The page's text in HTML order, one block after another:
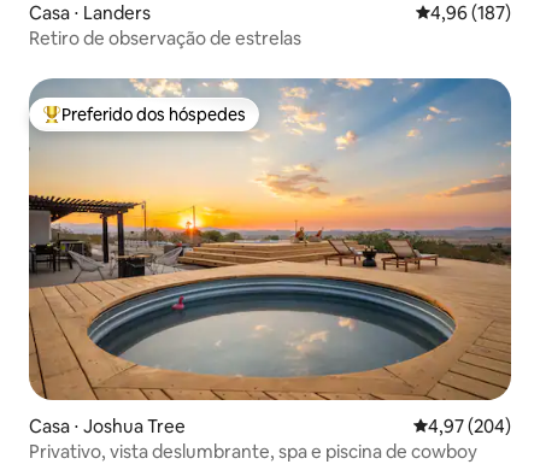
Casa ⋅ Landers 4,96 de uma
4,96 (187)
Retiro de observação de estrelas
Entre os melhores preferidos dos hóspedes
Preferido dos hóspedes
Casa ⋅ Joshua Tree 4,97 de uma
4,97 (204)
Privativo, vista deslumbrante, spa e piscina de cowboy